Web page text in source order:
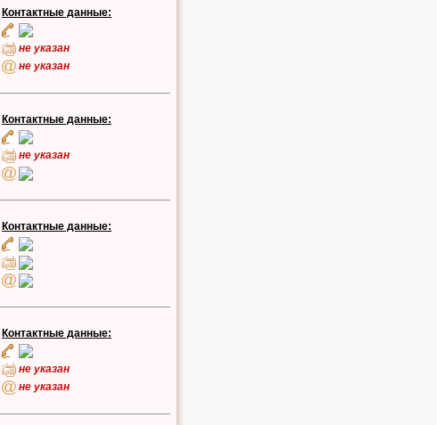
Контактные данные:
не указан
не указан
Контактные данные:
не указан
Контактные данные:
Контактные данные:
не указан
не указан